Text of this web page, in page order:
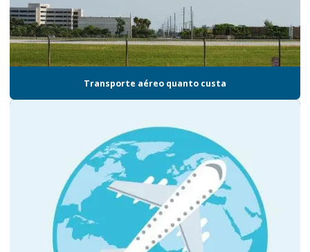
Empresas de logística e transporte
Empresas de transporte aéreo
Empresas de transporte aéreo nacional
Empresas de transporte de carga
Entrega de kits promocionais
Entregas certificadas logística
Gestão de cadeia de suprimentos para brindes
Gestão de estoque armazenagem e distribuição
Gestão de estoque sp
Transporte aéreo quanto custa